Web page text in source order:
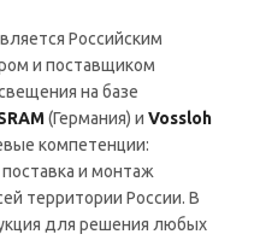
Российским
и поставщиком
на базе
(Германия) и Vossloh
компетенции:
и монтаж
территории России. В
для решения любых